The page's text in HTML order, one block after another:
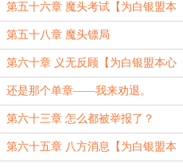
第五十六章 魔头考试【为白银盟本
心加更6】
第五十八章 魔头镖局
第六十章 义无反顾【为白银盟本心
加更8】
还是那个单章——我来劝退。
第六十三章 怎么都被举报了？
第六十五章 八方消息【为白银盟本